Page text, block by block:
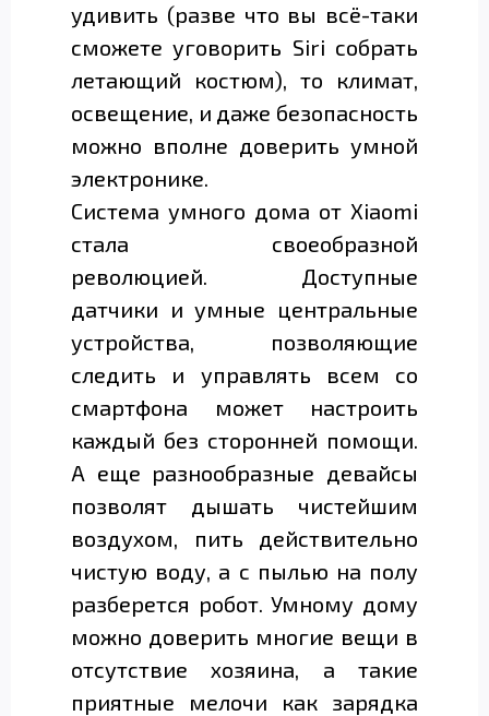
удивить (разве что вы всё-таки
сможете уговорить Siri собрать
летающий костюм), то климат,
освещение, и даже безопасность
можно вполне доверить умной
электронике.
Система умного дома от Xiaomi
стала своеобразной
революцией. Доступные
датчики и умные центральные
устройства, позволяющие
следить и управлять всем со
смартфона может настроить
каждый без сторонней помощи.
А еще разнообразные девайсы
позволят дышать чистейшим
воздухом, пить действительно
чистую воду, а с пылью на полу
разберется робот. Умному дому
можно доверить многие вещи в
отсутствие хозяина, а такие
приятные мелочи как зарядка